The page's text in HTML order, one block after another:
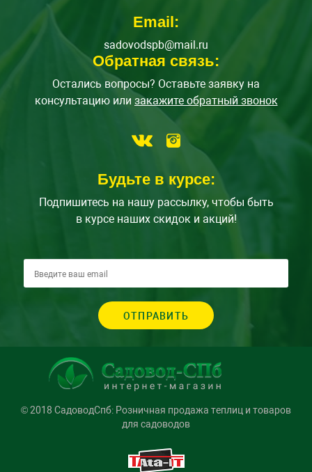
Email:
sadovodspb@mail.ru
Обратная связь:
Остались вопросы? Оставьте заявку на
консультацию или закажите обратный звонок
Будьте в курсе:
Подпишитесь на нашу рассылку, чтобы быть
в курсе наших скидок и акций!
ОТПРАВИТЬ
© 2018 СадоводСпб: Розничная продажа теплиц и товаров
для садоводов